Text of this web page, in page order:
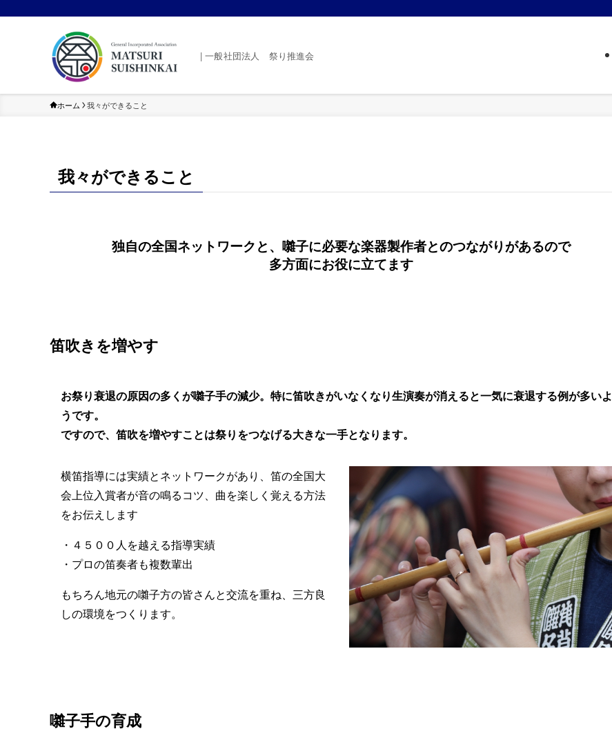
| 一般社団法人 祭り推進会
ホーム 我々ができること
我々ができること
独自の全国ネットワークと、囃子に必要な楽器製作者とのつながりがあるので
多方面にお役に立てます
笛吹きを増やす
お祭り衰退の原因の多くが囃子手の減少。特に笛吹きがいなくなり生演奏が消えると一気に衰退する例が多いよ
うです。
ですので、笛吹を増やすことは祭りをつなげる大きな一手となります。
横笛指導には実績とネットワークがあり、笛の全国大
会上位入賞者が音の鳴るコツ、曲を楽しく覚える方法
をお伝えします
・４５００人を越える指導実績
・プロの笛奏者も複数輩出
もちろん地元の囃子方の皆さんと交流を重ね、三方良
しの環境をつくります。
囃子手の育成